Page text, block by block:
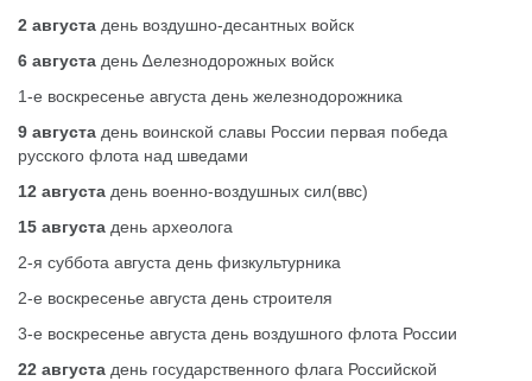
2 августа день воздушно-десантных войск
6 августа день ∆елезнодорожных войск
1-е воскресенье августа день железнодорожника
9 августа день воинской славы России первая победа
русского флота над шведами
12 августа день военно-воздушных сил(ввс)
15 августа день археолога
2-я суббота августа день физкультурника
2-е воскресенье августа день строителя
3-е воскресенье августа день воздушного флота России
22 августа день государственного флага Российской